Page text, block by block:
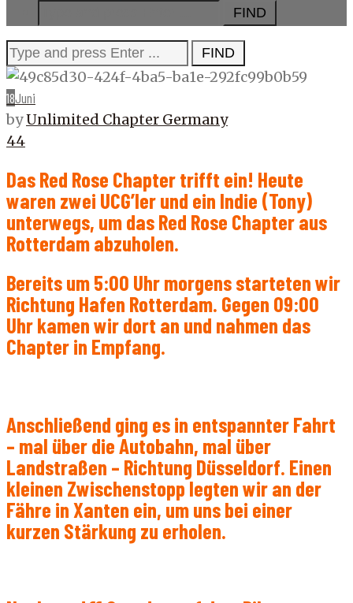
for:
Search
for:
18Juni
byUnlimited Chapter Germany
44
Das Red Rose Chapter trifft ein! Heute
waren zwei UCG’ler und ein Indie (Tony)
unterwegs, um das Red Rose Chapter aus
Rotterdam abzuholen.
Bereits um 5:00 Uhr morgens starteten wir
Richtung Hafen Rotterdam. Gegen 09:00
Uhr kamen wir dort an und nahmen das
Chapter in Empfang.
Anschließend ging es in entspannter Fahrt
– mal über die Autobahn, mal über
Landstraßen – Richtung Düsseldorf. Einen
kleinen Zwischenstopp legten wir an der
Fähre in Xanten ein, um uns bei einer
kurzen Stärkung zu erholen.